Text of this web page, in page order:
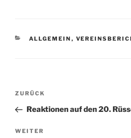
KATEGORIEN
ALLGEMEIN ,
Beitragsnavigation
Vorheriger
Beitrag
ZURÜCK
Reaktionen auf den 20.
Nächster
WEITER